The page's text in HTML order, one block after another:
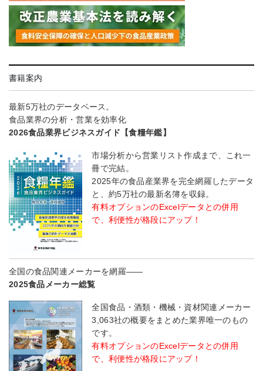
書籍案内
最新5万社のデータベース。
食品業界の分析・営業を効率化
2026食品業界ビジネスガイド【食糧年鑑】
市場分析から営業リスト作成まで、これ一
冊で完結。
2025年の食品産業界を完全網羅したデータ
と、約5万社の最新名簿を収録。
有料オプションのExcelデータとの併用
で、利便性が格段にアップ！
全国の食品関連メーカーを網羅――
2025食品メーカー総覧
全国食品・酒類・機械・資材関連メーカー
3,063社の概要をまとめた業界唯一のもの
です。
有料オプションのExcelデータとの併用
で、利便性が格段にアップ！